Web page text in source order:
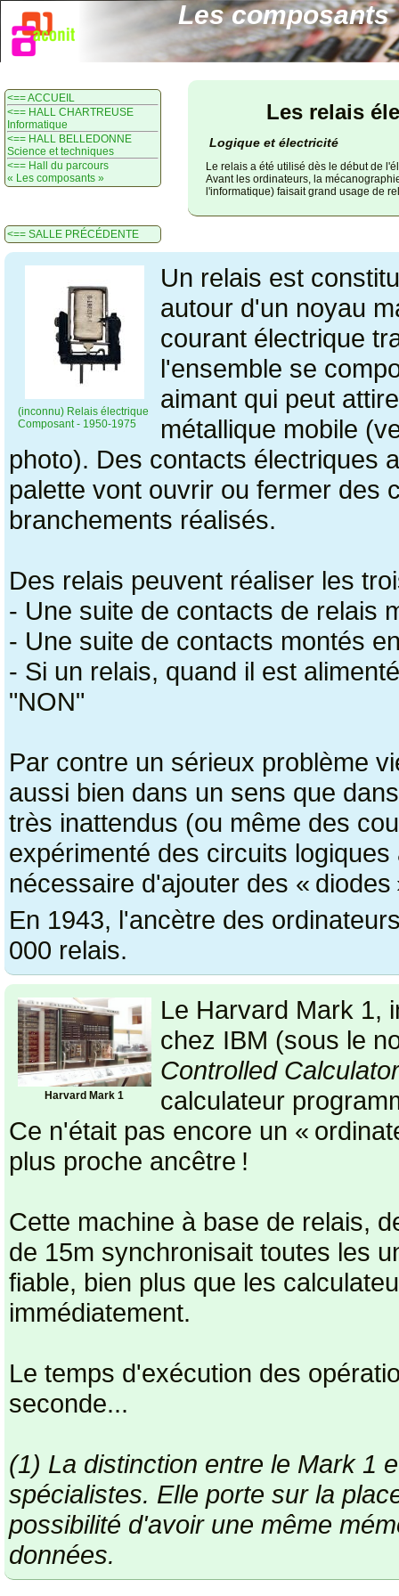
Les composants
<== ACCUEIL
<== HALL CHARTREUSE
Informatique
<== HALL BELLEDONNE
Science et techniques
<== Hall du parcours
« Les composants »
Les relais
Logique et électricité
Le relais a été utilisé dès le début de
Avant les ordinateurs, la
l'informatique) faisait grand usage de
<== SALLE PRÉCÉDENTE
(inconnu) Relais électrique
Composant - 1950-1975
Un relais est
autour d'un noyau
courant électrique
l'ensemble se
aimant qui peut
métallique mobile
photo). Des contacts électriques
palette vont ouvrir ou fermer des
branchements réalisés.
Des relais peuvent réaliser les
- Une suite de contacts de relais
- Une suite de contacts montés
- Si un relais, quand il est
"NON"
Par contre un sérieux problème
aussi bien dans un sens que
très inattendus (ou même des
expérimenté des circuits
nécessaire d'ajouter des «
En 1943, l'ancètre des
000 relais.
Harvard Mark 1
Le Harvard Mark 1,
chez IBM (sous le
Controlled Calculator
calculateur
Ce n'était pas encore un «
plus proche ancêtre !
Cette machine à base de relais,
de 15m synchronisait toutes les
fiable, bien plus que les
immédiatement.
Le temps d'exécution des
seconde...
(1) La distinction entre le Mark 1
spécialistes. Elle porte sur la
possibilité d'avoir une même
données.